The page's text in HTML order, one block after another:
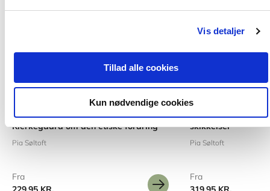
Vis detaljer
Tillad alle cookies
Kun nødvendige cookies
Kierkegaard om den etiske fordring
Pia Søltoft
Fra
skikkelser
Pia Søltoft
Fra